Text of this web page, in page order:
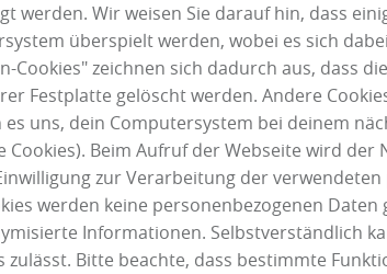
werden. Wir weisen Sie darauf hin, dass
überspielt werden, wobei es sich
Cookies" zeichnen sich dadurch aus, dass
Festplatte gelöscht werden. Andere
uns, dein Computersystem bei deinem
Beim Aufruf der Webseite wird der
zur Verarbeitung der
werden keine personenbezogenen Daten
Informationen. Selbstverständlich
Bitte beachte, dass bestimmte